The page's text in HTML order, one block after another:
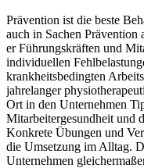
Prävention ist die beste
auch in Sachen
er Führungskräften und
individuellen
krankheitsbedingten
jahrelanger
Ort in den Unternehmen
Mitarbeitergesundheit und
Konkrete Übungen und
die Umsetzung im Alltag.
Unternehmen